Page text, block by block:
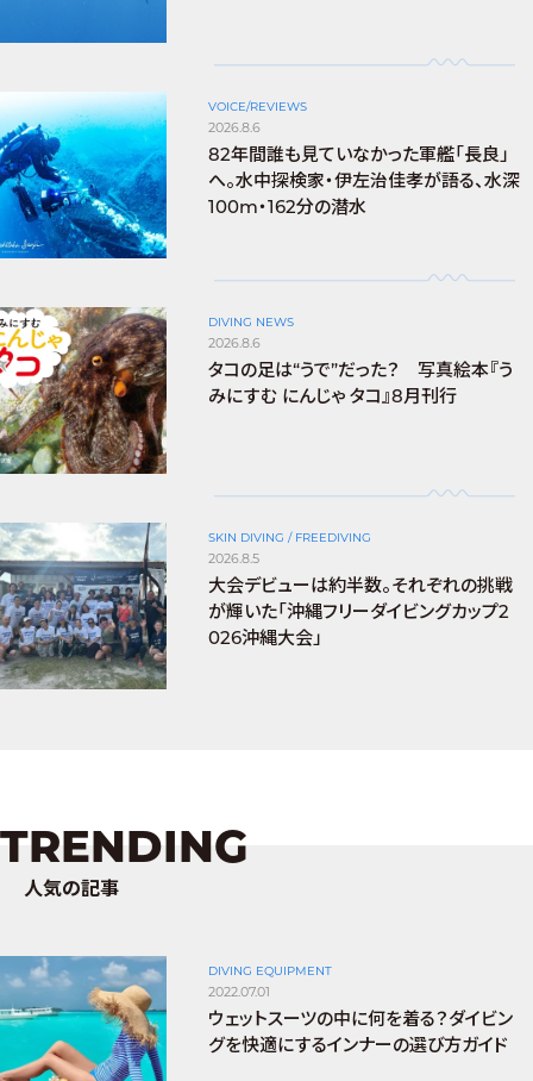
VOICE/REVIEWS
2026.8.6
82年間誰も見ていなかった軍艦「長良」
へ。水中探検家・伊左治佳孝が語る、水深
100m・162分の潜水
DIVING NEWS
2026.8.6
タコの足は“うで”だった？ 写真絵本『う
みにすむ にんじゃ タコ』8月刊行
SKIN DIVING / FREEDIVING
2026.8.5
大会デビューは約半数。それぞれの挑戦
が輝いた「沖縄フリーダイビングカップ2
026沖縄大会」
TRENDING
人気の記事
DIVING EQUIPMENT
2022.07.01
ウェットスーツの中に何を着る？ダイビン
グを快適にするインナーの選び方ガイド